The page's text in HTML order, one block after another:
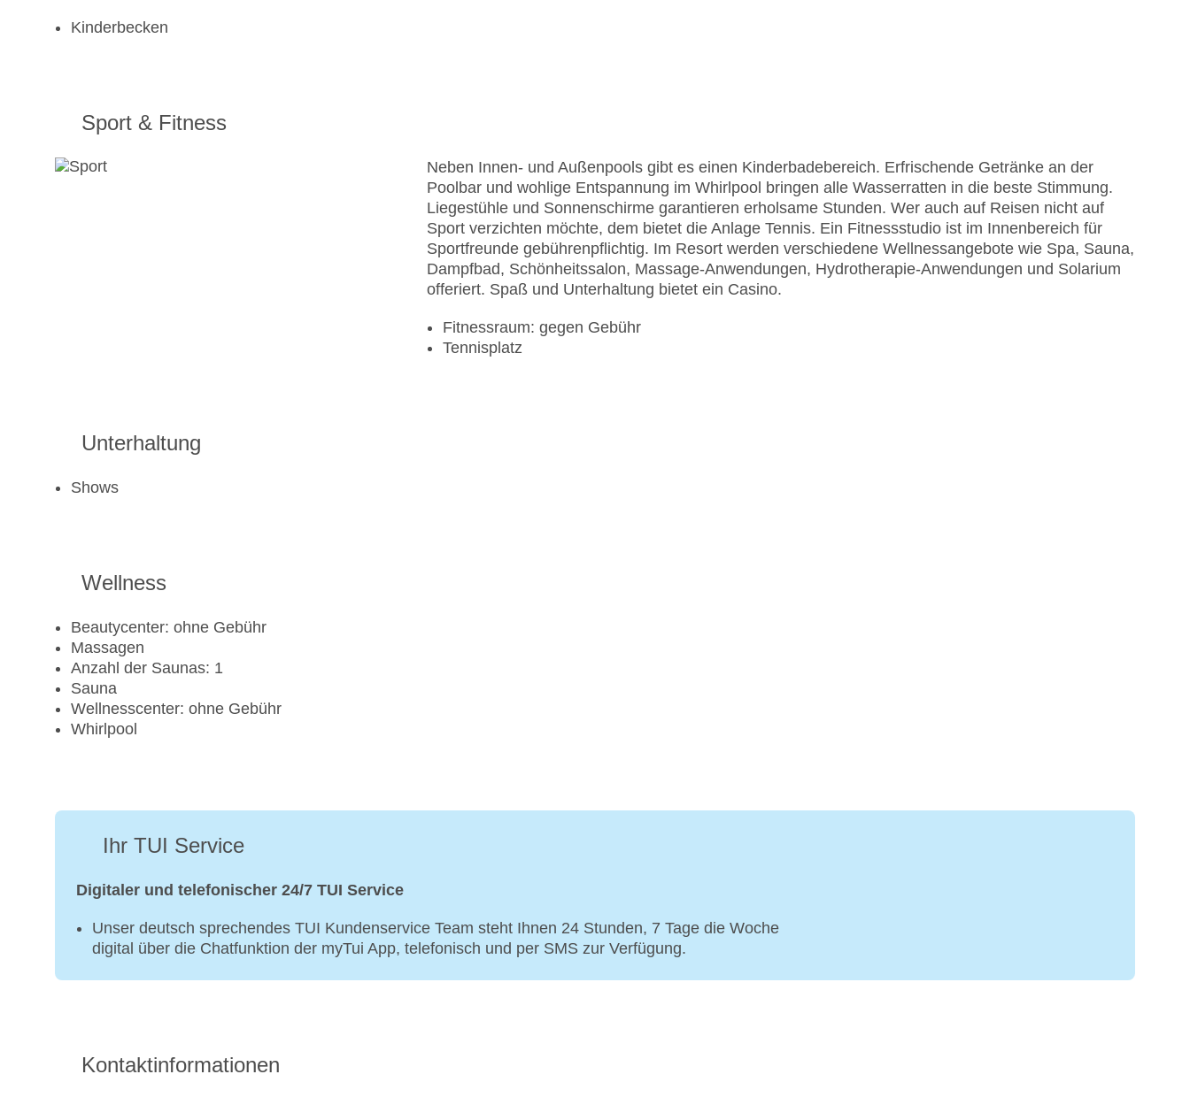
Kinderbecken
Sport & Fitness
Neben Innen- und Außenpools gibt es einen Kinderbadebereich. Erfrischende Getränke an der
Poolbar und wohlige Entspannung im Whirlpool bringen alle Wasserratten in die beste Stimmung.
Liegestühle und Sonnenschirme garantieren erholsame Stunden. Wer auch auf Reisen nicht auf
Sport verzichten möchte, dem bietet die Anlage Tennis. Ein Fitnessstudio ist im Innenbereich für
Sportfreunde gebührenpflichtig. Im Resort werden verschiedene Wellnessangebote wie Spa, Sauna,
Dampfbad, Schönheitssalon, Massage-Anwendungen, Hydrotherapie-Anwendungen und Solarium
offeriert. Spaß und Unterhaltung bietet ein Casino.
Fitnessraum: gegen Gebühr
Tennisplatz
Unterhaltung
Shows
Wellness
Beautycenter: ohne Gebühr
Massagen
Anzahl der Saunas: 1
Sauna
Wellnesscenter: ohne Gebühr
Whirlpool
Ihr TUI Service
Digitaler und telefonischer 24/7 TUI Service
Unser deutsch sprechendes TUI Kundenservice Team steht Ihnen 24 Stunden, 7 Tage die Woche
digital über die Chatfunktion der myTui App, telefonisch und per SMS zur Verfügung.
Kontaktinformationen